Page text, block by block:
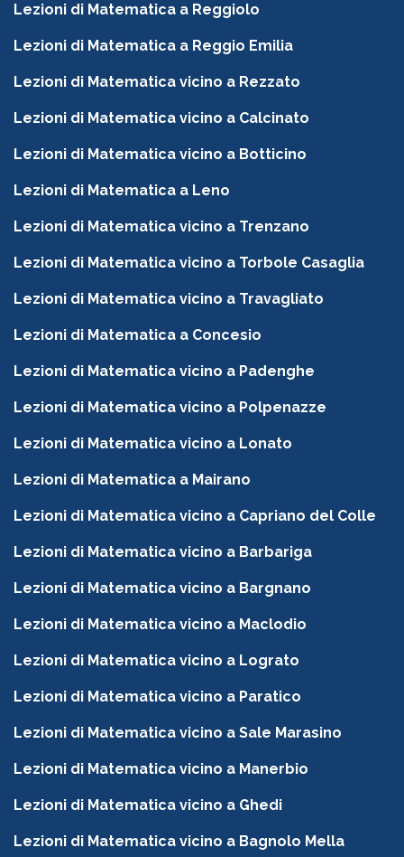
Lezioni di Matematica a Reggiolo
Lezioni di Matematica a Reggio Emilia
Lezioni di Matematica vicino a Rezzato
Lezioni di Matematica vicino a Calcinato
Lezioni di Matematica vicino a Botticino
Lezioni di Matematica a Leno
Lezioni di Matematica vicino a Trenzano
Lezioni di Matematica vicino a Torbole Casaglia
Lezioni di Matematica vicino a Travagliato
Lezioni di Matematica a Concesio
Lezioni di Matematica vicino a Padenghe
Lezioni di Matematica vicino a Polpenazze
Lezioni di Matematica vicino a Lonato
Lezioni di Matematica a Mairano
Lezioni di Matematica vicino a Capriano del Colle
Lezioni di Matematica vicino a Barbariga
Lezioni di Matematica vicino a Bargnano
Lezioni di Matematica vicino a Maclodio
Lezioni di Matematica vicino a Lograto
Lezioni di Matematica vicino a Paratico
Lezioni di Matematica vicino a Sale Marasino
Lezioni di Matematica vicino a Manerbio
Lezioni di Matematica vicino a Ghedi
Lezioni di Matematica vicino a Bagnolo Mella